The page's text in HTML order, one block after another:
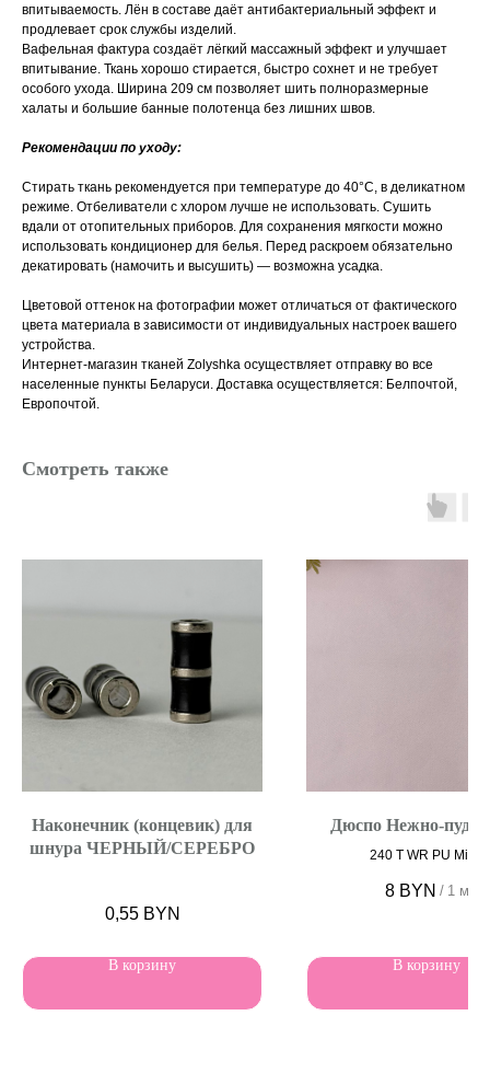
впитываемость. Лён в составе даёт антибактериальный эффект и
продлевает срок службы изделий.
Вафельная фактура создаёт лёгкий массажный эффект и улучшает
впитывание. Ткань хорошо стирается, быстро сохнет и не требует
особого ухода. Ширина 209 см позволяет шить полноразмерные
халаты и большие банные полотенца без лишних швов.
Рекомендации по уходу:
Стирать ткань рекомендуется при температуре до 40°C, в деликатном
режиме. Отбеливатели с хлором лучше не использовать. Сушить
вдали от отопительных приборов. Для сохранения мягкости можно
использовать кондиционер для белья. Перед раскроем обязательно
декатировать (намочить и высушить) — возможна усадка.
Цветовой оттенок на фотографии может отличаться от фактического
цвета материала в зависимости от индивидуальных настроек вашего
устройства.
Интернет-магазин тканей Zolyshka осуществляет отправку во все
населенные пункты Беларуси. Доставка осуществляется: Белпочтой,
Европочтой.
Смотреть также
Наконечник (концевик) для
шнура ЧЕРНЫЙ/СЕРЕБРО
0,55 BYN
В корзину
Дюспо Нежно-
240 T WR PU Milky
8 BYN / 1 м
В корзину